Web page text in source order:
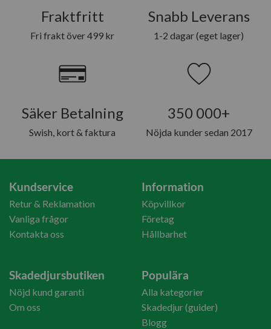
Fraktfritt
Fri frakt över 499 kr
Snabb Leverans
1-2 dagar (eget lager)
Säker Betalning
Swish, kort & faktura
350 000+
Nöjda kunder sedan 2017
Kundservice
Retur & Reklamation
Vanliga frågor
Kontakta oss
Information
Köpvillkor
Företag
Hållbarhet
Skadedjursbutiken
Nöjd kund garanti
Om oss
Populära
Alla kategorier
Skadedjur (guider)
Blogg